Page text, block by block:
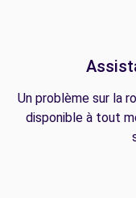
Un problème sur la
disponible à tout